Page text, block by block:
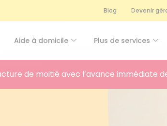
Blog Devenir
Aide à domicile Plus de services
de moitié avec l’avance immédiate